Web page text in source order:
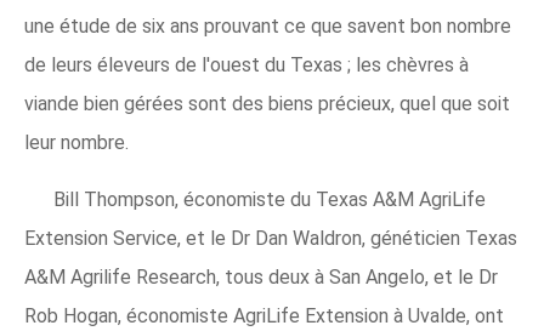
une étude de six ans prouvant ce que savent bon nombre
de leurs éleveurs de l'ouest du Texas ; les chèvres à
viande bien gérées sont des biens précieux, quel que soit
leur nombre.
Bill Thompson, économiste du Texas A&M AgriLife
Extension Service, et le Dr Dan Waldron, généticien Texas
A&M Agrilife Research, tous deux à San Angelo, et le Dr
Rob Hogan, économiste AgriLife Extension à Uvalde, ont